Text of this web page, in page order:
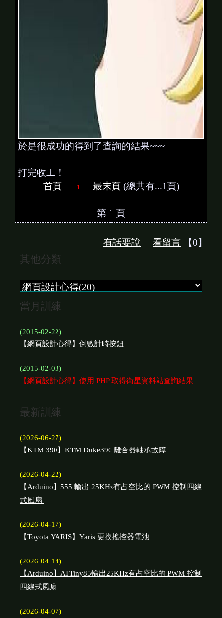
於是很成功的得到了查詢的結果~~~
打完收工！
首頁
1 最末頁(總共有...1頁)
第 1 頁
有話要說 看留言 【0】
其他分類
當月訓練
(2015-02-22)
【網頁設計心得】倒數計時按鈕
(2015-02-03)
【網頁設計心得】使用 PHP 取得衛星資料站查詢結果
最新訓練
(2026-06-27)
【KTM 390】KTM Duke390 離合器軸承故障
(2026-04-22)
【Arduino】555 輸出 25KHz有占空比的 PWM 控制四線
式風扇
(2026-04-17)
【Toyota YARIS】Yaris 更換搖控器電池
(2026-04-14)
【Arduino】ATTiny85輸出25KHz有占空比的 PWM 控制
四線式風扇
(2026-04-07)